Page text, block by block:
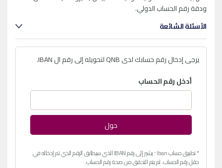
ودقة رقم الحساب الدولي.
الأسئلة الشائعة
يرجى إدخال رقم حسابك لدى QNB لتحويله إلى رقم ال IBAN.
أدخل رقم الحساب
حول
* تطبيق حساب Iban ؛ يشير إلى رقم IBAN الذي سيطابق الرقم الذي تم إدخاله في
حقل رقم الحساب. لم يتم التحقق من صحة رقم الحساب.